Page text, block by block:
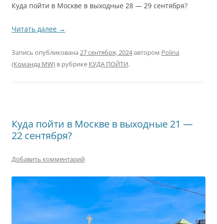
Куда пойти в Москве в выходные 28 — 29 сентября?
Читать далее →
Запись опубликована 27 сентября, 2024автором Polina
(Команда MW) в рубрике КУДА ПОЙТИ.
Куда пойти в Москве в выходные 21 —
22 сентября?
Добавить комментарий